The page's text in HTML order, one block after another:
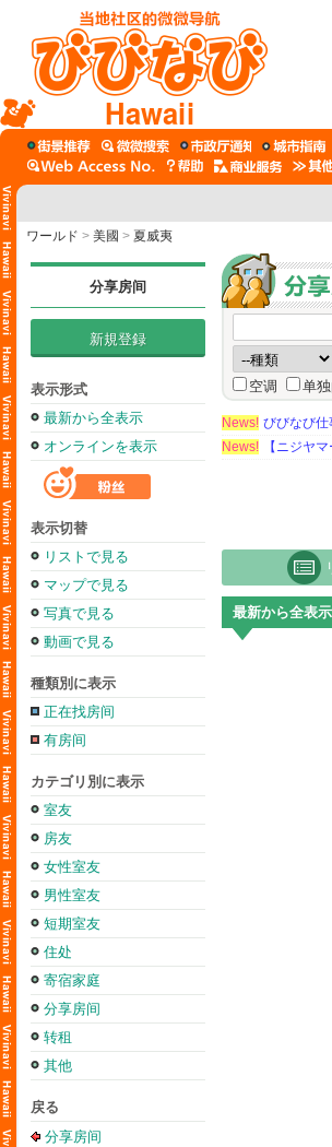
Hawaii
ワールド > 美國 > 夏威夷
分享房间
新規登録
表示形式
最新から全表示
オンラインを表示
表示切替
リストで見る
マップで見る
写真で見る
動画で見る
種類別に表示
正在找房间
有房间
カテゴリ別に表示
室友
房友
女性室友
男性室友
短期室友
住处
寄宿家庭
分享房间
转租
其他
戻る
分享房间
空调 单
News! びびなび
News!
【ニジヤ
最新から全表示